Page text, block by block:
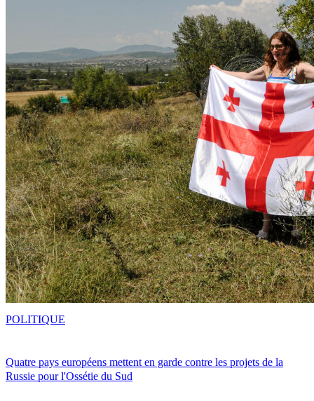
Quatre pays européens mettent en garde contre les projets de la
Russie pour l'Ossétie du Sud
POLITIQUE